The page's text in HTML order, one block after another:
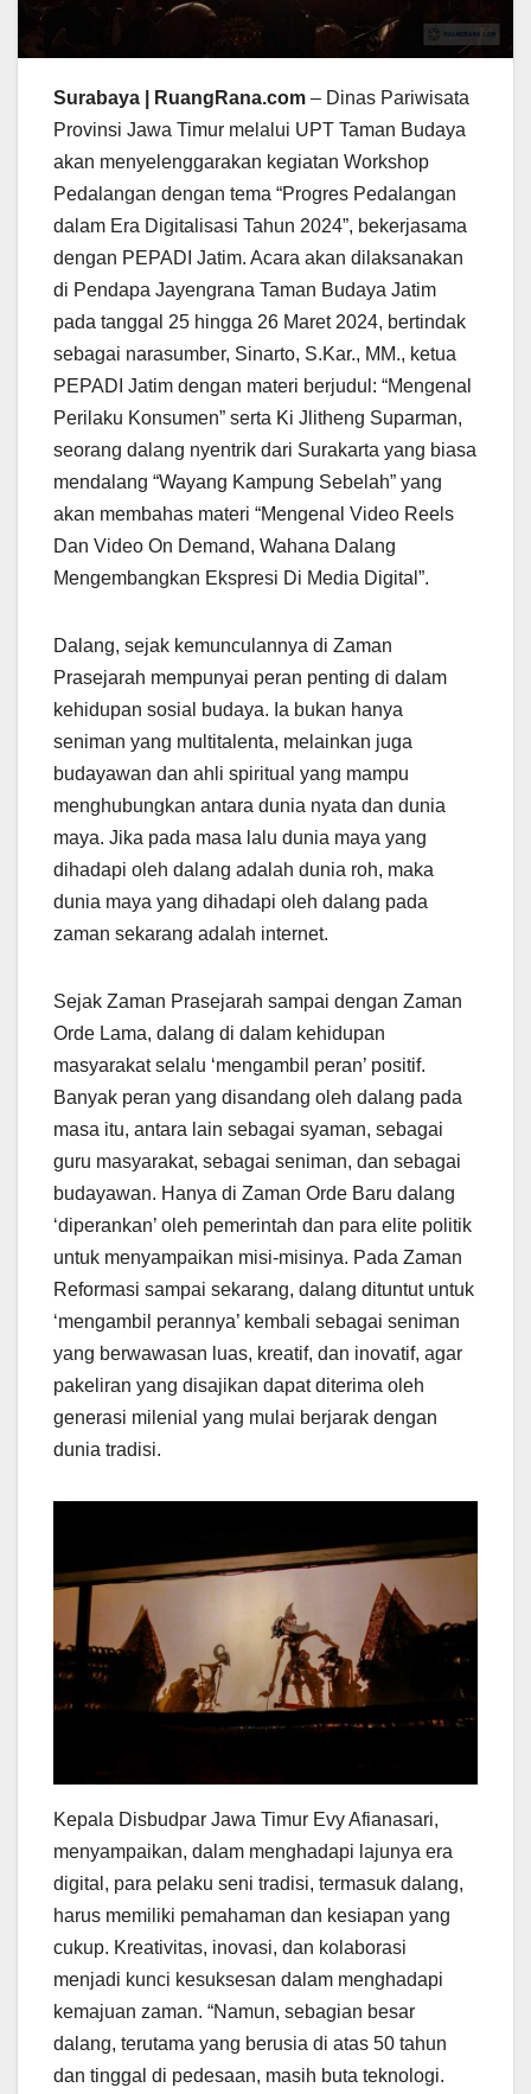
Surabaya | RuangRana.com – Dinas Pariwisata
Provinsi Jawa Timur melalui UPT Taman Budaya
akan menyelenggarakan kegiatan Workshop
Pedalangan dengan tema “Progres Pedalangan
dalam Era Digitalisasi Tahun 2024”, bekerjasama
dengan PEPADI Jatim. Acara akan dilaksanakan
di Pendapa Jayengrana Taman Budaya Jatim
pada tanggal 25 hingga 26 Maret 2024, bertindak
sebagai narasumber, Sinarto, S.Kar., MM., ketua
PEPADI Jatim dengan materi berjudul: “Mengenal
Perilaku Konsumen” serta Ki Jlitheng Suparman,
seorang dalang nyentrik dari Surakarta yang biasa
mendalang “Wayang Kampung Sebelah” yang
akan membahas materi “Mengenal Video Reels
Dan Video On Demand, Wahana Dalang
Mengembangkan Ekspresi Di Media Digital”.
Dalang, sejak kemunculannya di Zaman
Prasejarah mempunyai peran penting di dalam
kehidupan sosial budaya. Ia bukan hanya
seniman yang multitalenta, melainkan juga
budayawan dan ahli spiritual yang mampu
menghubungkan antara dunia nyata dan dunia
maya. Jika pada masa lalu dunia maya yang
dihadapi oleh dalang adalah dunia roh, maka
dunia maya yang dihadapi oleh dalang pada
zaman sekarang adalah internet.
Sejak Zaman Prasejarah sampai dengan Zaman
Orde Lama, dalang di dalam kehidupan
masyarakat selalu ‘mengambil peran’ positif.
Banyak peran yang disandang oleh dalang pada
masa itu, antara lain sebagai syaman, sebagai
guru masyarakat, sebagai seniman, dan sebagai
budayawan. Hanya di Zaman Orde Baru dalang
‘diperankan’ oleh pemerintah dan para elite politik
untuk menyampaikan misi-misinya. Pada Zaman
Reformasi sampai sekarang, dalang dituntut untuk
‘mengambil perannya’ kembali sebagai seniman
yang berwawasan luas, kreatif, dan inovatif, agar
pakeliran yang disajikan dapat diterima oleh
generasi milenial yang mulai berjarak dengan
dunia tradisi.
Kepala Disbudpar Jawa Timur Evy Afianasari,
menyampaikan, dalam menghadapi lajunya era
digital, para pelaku seni tradisi, termasuk dalang,
harus memiliki pemahaman dan kesiapan yang
cukup. Kreativitas, inovasi, dan kolaborasi
menjadi kunci kesuksesan dalam menghadapi
kemajuan zaman. “Namun, sebagian besar
dalang, terutama yang berusia di atas 50 tahun
dan tinggal di pedesaan, masih buta teknologi.